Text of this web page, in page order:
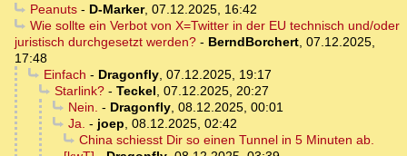
Peanuts- D-Marker, 07.12.2025, 16:42
Wie sollte ein Verbot von X=Twitter in der EU technisch und/oder
juristisch durchgesetzt werden? - BerndBorchert 07.12.2025,
17:48
Einfach - Dragonfly, 07.12.2025, 19:17
Starlink?- Teckel 07.12.2025, 20:27
Nein. - Dragonfly, 08.12.2025, 00:01
Ja. - joep 08.12.2025, 02:42
China schiesst Dir so einen Tunnel in 5 Minuten ab.